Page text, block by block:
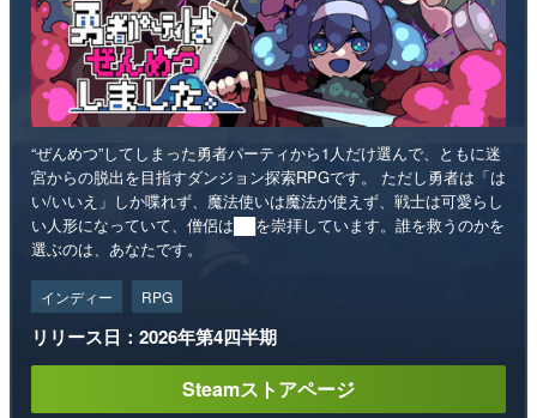
“ぜんめつ”してしまった勇者パーティから1人だけ選んで、ともに迷
宮からの脱出を目指すダンジョン探索RPGです。 ただし勇者は「は
い/いいえ」しか喋れず、魔法使いは魔法が使えず、戦士は可愛らし
い人形になっていて、僧侶は██を崇拝しています。誰を救うのかを
選ぶのは、あなたです。
インディー RPG
リリース日：2026年第4四半期
Steamストアページ